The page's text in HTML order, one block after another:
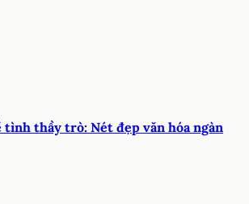
tình thầy trò: Nét đẹp văn hóa ngàn